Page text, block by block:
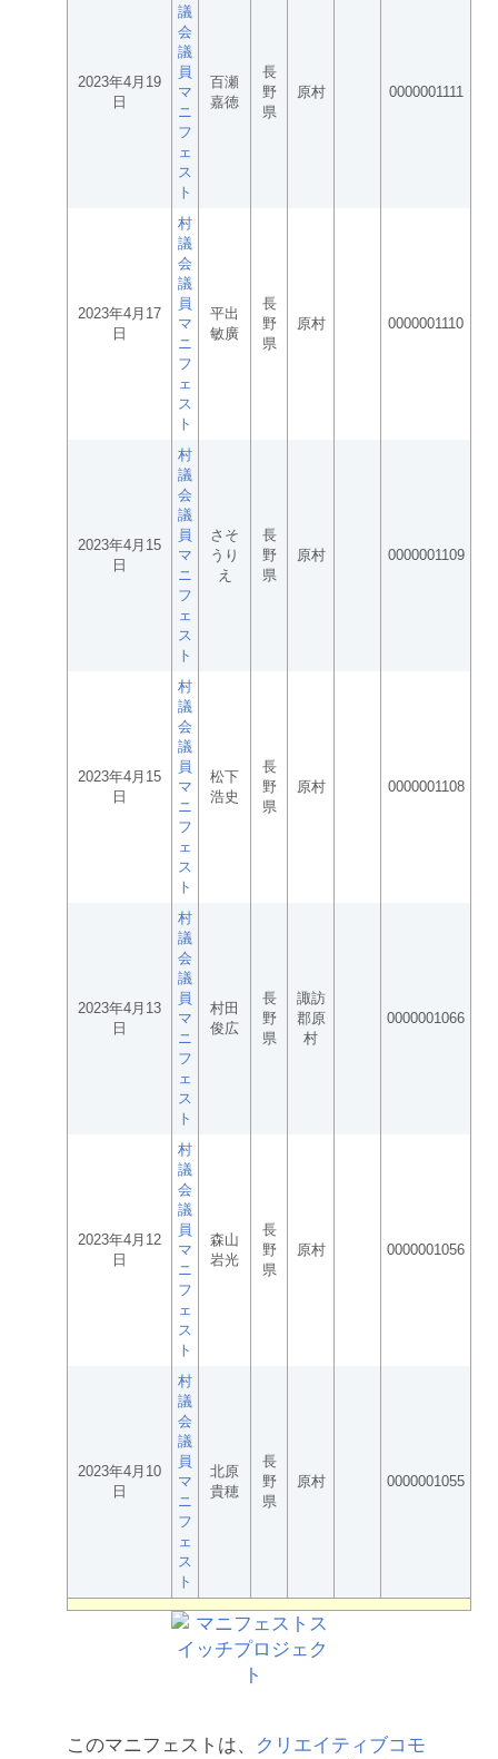
2023年4月19
日
議
会
議
員
マ
ニ
フ
ェ
ス
ト
百瀬
嘉徳
長
野
県
原村 0000001111
2023年4月17
日
村
議
会
議
員
マ
ニ
フ
ェ
ス
ト
平出
敏廣
長
野
県
原村 0000001110
2023年4月15
日
村
議
会
議
員
マ
ニ
フ
ェ
ス
ト
さそ
うり
え
長
野
県
原村 0000001109
2023年4月15
日
村
議
会
議
員
マ
ニ
フ
ェ
ス
ト
松下
浩史
長
野
県
原村 0000001108
2023年4月13
日
村
議
会
議
員
マ
ニ
フ
ェ
ス
ト
村田
俊広
長
野
県
諏訪
郡原
村
0000001066
2023年4月12
日
村
議
会
議
員
マ
ニ
フ
ェ
ス
ト
森山
岩光
長
野
県
原村 0000001056
2023年4月10
日
村
議
会
議
員
マ
ニ
フ
ェ
ス
ト
北原
貴穂
長
野
県
原村 0000001055
このマニフェストは、
クリエイティブコモ